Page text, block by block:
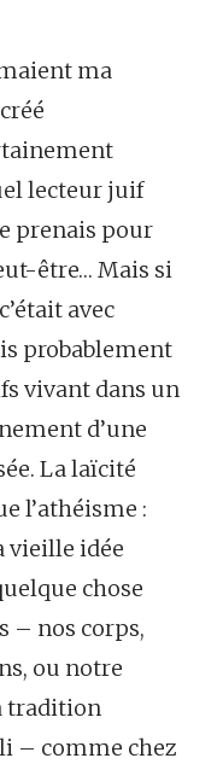
ma
lecteur juif
prenais pour
être… Mais si
avec
probablement
vivant dans un
d’une
La laïcité
l’athéisme :
vieille idée
chose
– nos corps,
ou notre
tradition
– comme chez